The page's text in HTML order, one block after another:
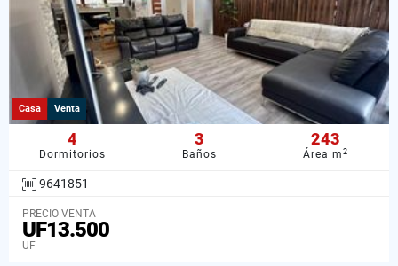
Casa Venta
4
Dormitorios
3
Baños
243
Área m2
9641851
PRECIO VENTA
UF13.500
UF